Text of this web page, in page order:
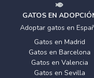
GATOS EN
Adoptar gatos en
Gatos en Madrid
Gatos en Barcelona
Gatos en Valencia
Gatos en Sevilla